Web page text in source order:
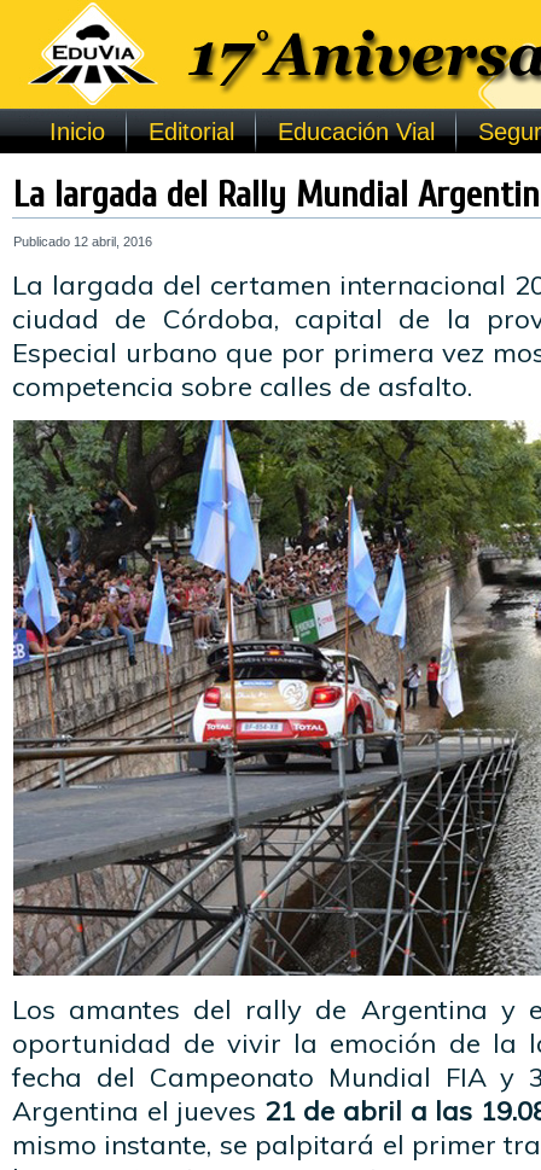
Inicio Editorial Educación Vial
La largada del Rally Mundial
Publicado 12 abril, 2016
La largada del certamen internacional
ciudad de Córdoba, capital de la
Especial urbano que por primera vez
competencia sobre calles de asfalto.
Los amantes del rally de Argentina y
oportunidad de vivir la emoción de la
fecha del Campeonato Mundial FIA y
Argentina el jueves 21 de abril a las
mismo instante, se palpitará el primer